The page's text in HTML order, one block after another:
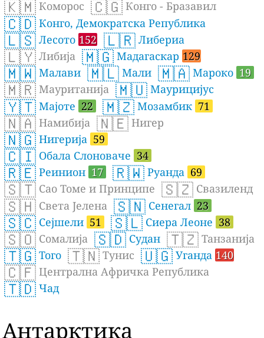
🇰🇲 Коморос 🇨🇬 Конго - Бразавил
🇨🇩 Конго, Демократска Република
🇱🇸 Лесото 152 🇱🇷 Либериа
🇱🇾 Либија 🇲🇬 Мадагаскар 129
🇲🇼 Малави 🇲🇱 Мали 🇲🇦 Мароко 19
🇲🇷 Мауританија 🇲🇺 Маурицијус
🇾🇹 Мајоте 22 🇲🇿 Мозамбик 71
🇳🇦 Намибија 🇳🇪 Нигер
🇳🇬 Нигерија 59
🇨🇮 Обала Слоноваче 34
🇷🇪 Реинион 17 🇷🇼 Руанда 69
🇸🇹 Сао Томе и Принципе 🇸🇿 Свазиленд
🇸🇭 Света Јелена 🇸🇳 Сенегал 23
🇸🇨 Сејшели 51 🇸🇱 Сиера Леоне 38
🇸🇴 Сомалија 🇸🇩 Судан 🇹🇿 Танзанија
🇹🇬 Того 🇹🇳 Тунис 🇺🇬 Уганда 140
🇨🇫 Централна Афричка Република
🇹🇩 Чад
Антарктика